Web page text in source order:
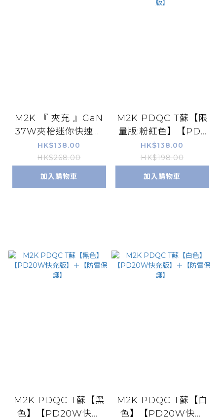
M2K 『 夾充 』GaN
37W夾枱迷你快速充
電器 - 白色
HK$138.00
HK$268.00
加入購物車
M2K PDQC T蘇【限
量版:粉紅色】【PD2
0W快充版】＋【防雷
保護】【粉紅色】【限
量版】
HK$138.00
HK$198.00
加入購物車
M2K PDQC T蘇【黑
色】【PD20W快充
M2K PDQC T蘇【白
色】【PD20W快充